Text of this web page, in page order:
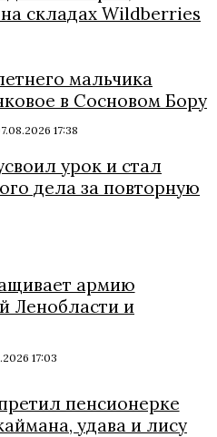
складах Wildberries
мальчика
в Сосновом Бору
17:38
урок и стал
дела за повторную
армию
Ленобласти и
17:03
пенсионерке
удава и лису